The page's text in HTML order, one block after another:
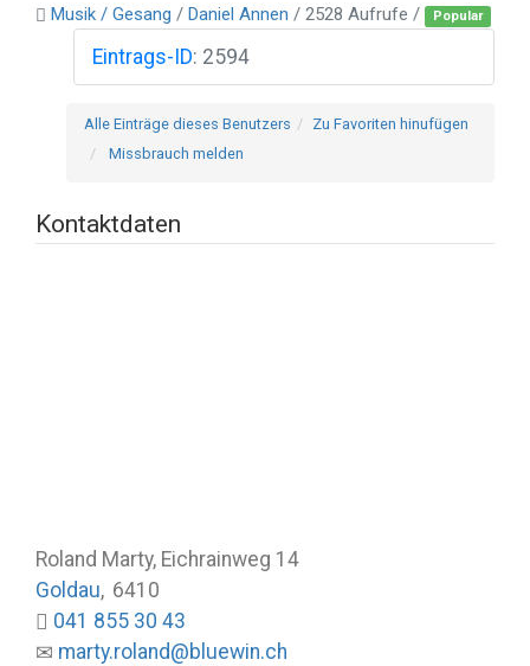
Musik / Gesang / Daniel Annen / 2528 Aufrufe / Popular
Eintrags-ID: 2594
Alle Einträge dieses Benutzers
Zu Favoriten hinufügen
Missbrauch melden
Kontaktdaten
Roland Marty, Eichrainweg 14
Goldau, 6410
041 855 30 43
marty.roland@bluewin.ch